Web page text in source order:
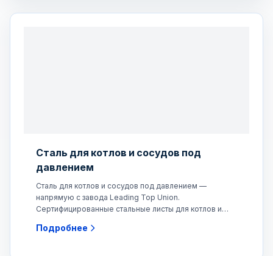
Сталь для котлов и сосудов под
давлением
Сталь для котлов и сосудов под давлением —
напрямую с завода Leading Top Union.
Сертифицированные стальные листы для котлов и
Подробнее